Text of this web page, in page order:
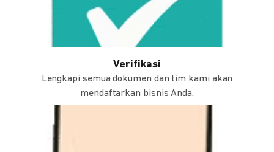
Verifikasi
Lengkapi semua dokumen dan tim kami akan
mendaftarkan bisnis Anda.